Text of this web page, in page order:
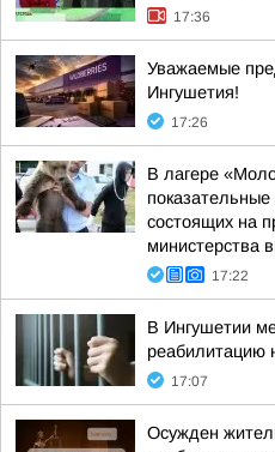
17:36
Уважаемые
Ингушетия!
17:26
В лагере
состоящих на
министерства
17:22
В Ингушетии
реабилитацию
17:07
Осужден